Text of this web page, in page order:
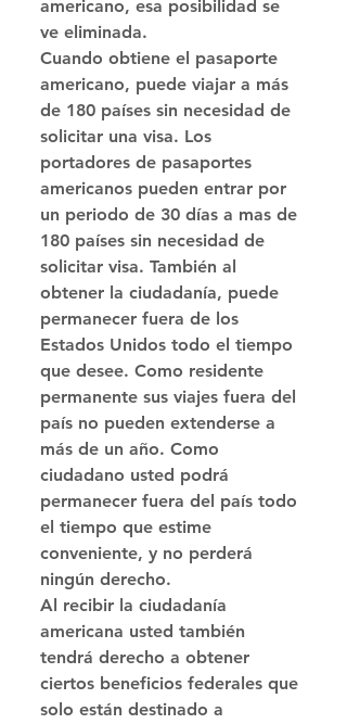
americano, esa posibilidad se
ve eliminada.
Cuando obtiene el pasaporte
americano, puede viajar a más
de 180 países sin necesidad de
solicitar una visa. Los
portadores de pasaportes
americanos pueden entrar por
un periodo de 30 días a mas de
180 países sin necesidad de
solicitar visa. También al
obtener la ciudadanía, puede
permanecer fuera de los
Estados Unidos todo el tiempo
que desee. Como residente
permanente sus viajes fuera del
país no pueden extenderse a
más de un año. Como
ciudadano usted podrá
permanecer fuera del país todo
el tiempo que estime
conveniente, y no perderá
ningún derecho.
Al recibir la ciudadanía
americana usted también
tendrá derecho a obtener
ciertos beneficios federales que
solo están destinado a